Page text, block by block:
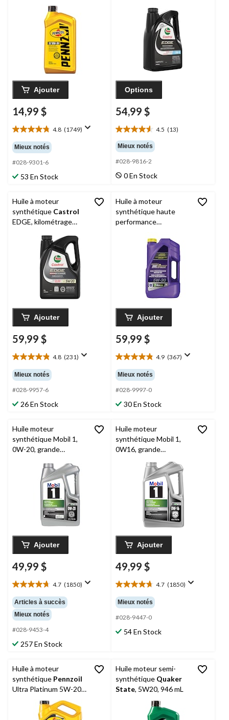
Ajouter
14,99 $
4.8 (1749)
4.8
étoile(s)
sur
5.
1749
évaluations
Mieux notés
#028-9301-6
53 En Stock
Options
54,99 $
4.5 (13)
4.5
étoile(s)
sur
5.
13
Mieux notés
#028-9816-2
0 En Stock
Huile à moteur
synthétique Castrol
EDGE, kilométrage
Ajouter
59,99 $
4.8 (231)
4.8
étoile(s)
sur
5.
231
évaluations
Mieux notés
#028-9957-6
26 En Stock
Huile à moteur
synthétique haute
performance
Ajouter
59,99 $
4.9 (367)
4.9
étoile(s)
sur
5.
367
évaluations
Mieux notés
#028-9997-0
30 En Stock
Huile moteur
synthétique Mobil 1,
0W-20, grande
carburant, 4,73 L
Ajouter
49,99 $
4.7 (1850)
4.7
étoile(s)
sur
5.
1850
Articles à succès
Mieux notés
#028-9453-4
257 En Stock
Huile moteur
synthétique Mobil 1,
0W16, grande
carburant, 4,73 L
Ajouter
49,99 $
4.7 (1850)
4.7
étoile(s)
sur
5.
1850
évaluations
Mieux notés
#028-9447-0
54 En Stock
Huile à moteur
synthétique Pennzoil
Ultra Platinum 5W-20,
Huile moteur semi-
synthétique Quaker
State, 5W20, 946 mL